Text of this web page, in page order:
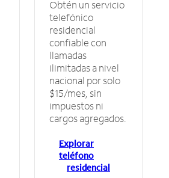
Obtén un servicio
telefónico
residencial
confiable con
llamadas
ilimitadas a nivel
nacional por solo
$15/mes, sin
impuestos ni
cargos agregados.
Explorar
teléfono
residencial